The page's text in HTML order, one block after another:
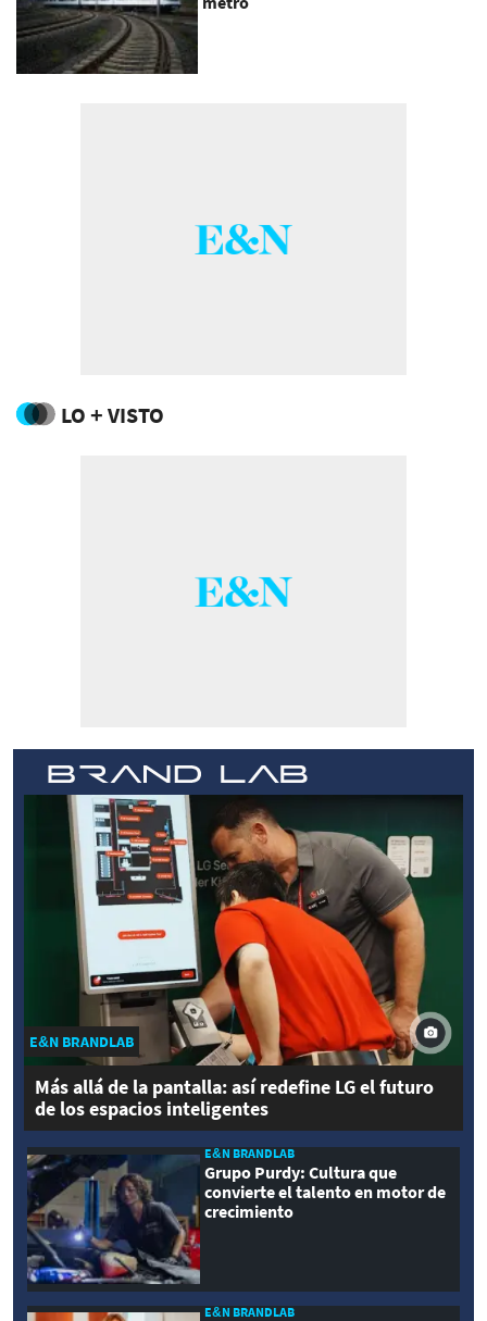
LO + VISTO
E&N BRANDLAB
Más allá de la pantalla: así redefine LG el futuro
de los espacios inteligentes
E&N BRANDLAB
Grupo Purdy: Cultura que
convierte el talento en motor de
crecimiento
E&N BRANDLAB